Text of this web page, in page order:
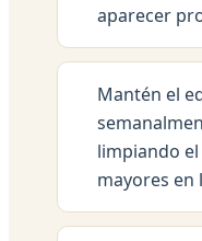
aparecer
Mantén el
limpiando
mayores en